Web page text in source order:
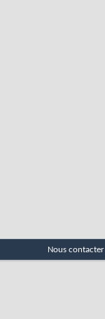
Nous contacter